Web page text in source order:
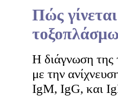
Πώς
Η διάγνωση της
με την
IgM, IgG, και